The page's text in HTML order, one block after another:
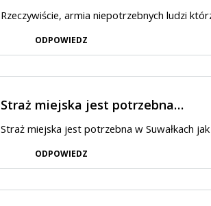
Rzeczywiście, armia niepotrzebnych ludzi
ODPOWIEDZ
Straż miejska jest potrzebna…
Straż miejska jest potrzebna w Suwałkach
ODPOWIEDZ